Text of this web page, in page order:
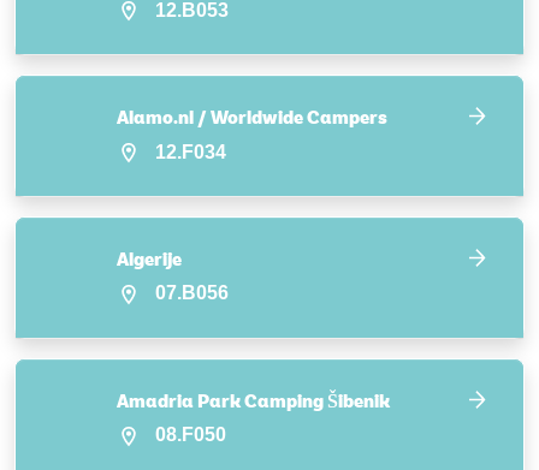
12.B053
Alamo.nl / Worldwide Campers
12.F034
Algerije
07.B056
Amadria Park Camping Šibenik
08.F050